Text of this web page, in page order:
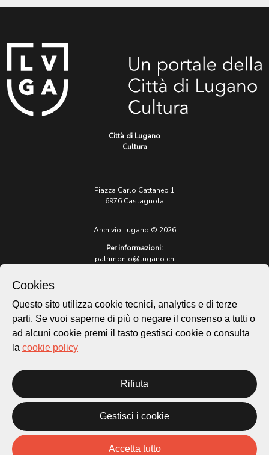
Città di Lugano
Cultura
Piazza Carlo Cattaneo 1
6976 Castagnola
Archivio Lugano © 2026
Per informazioni:
patrimonio@lugano.ch
lugano.ch
Cookie policy
Homepage
Temi
Mappa
Novità
Progetti
Cookies
Questo sito utilizza cookie tecnici, analytics e di terze
parti. Se vuoi saperne di più o negare il consenso a tutti o
ad alcuni cookie premi il tasto gestisci cookie o consulta
la cookie policy
Rifiuta
Gestisci i cookie
Accetta tutto